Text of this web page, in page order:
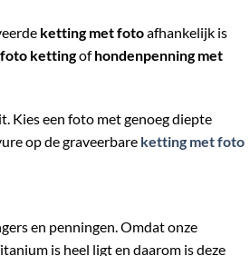
ketting met fotoafhankelijk is
foto kettingofhondenpenning met
Kies een foto met genoeg diepte
op de graveerbare ketting met foto
en penningen. Omdat onze
is heel ligt en daarom is deze